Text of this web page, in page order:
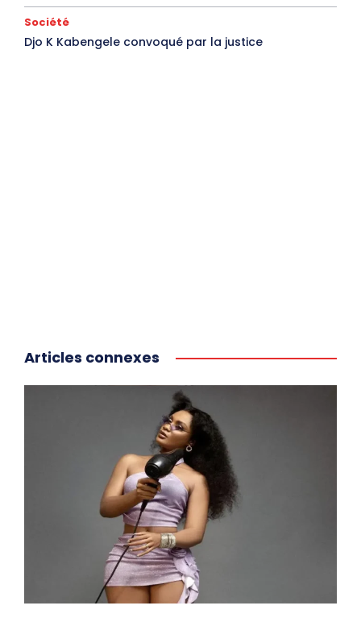
Société
Djo K Kabengele convoqué par la justice
Articles connexes